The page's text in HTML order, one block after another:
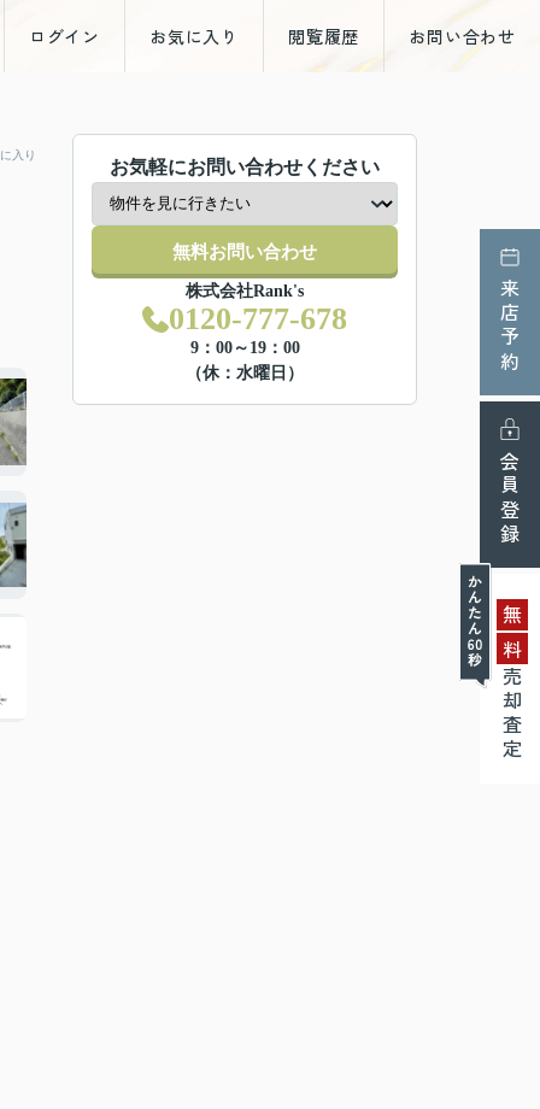
ログイン お気に入り 閲覧履歴 お問い合わせ
来店予約
会員登録
無
料
売却査定
入り
お気軽にお問い合わせください
無料お問い合わせ
株式会社Rank's
0120-777-678
9：00～19：00
（休：水曜日）